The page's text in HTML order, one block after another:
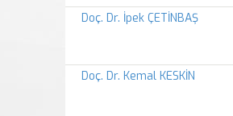
Doç. Dr. İpek ÇETİNBAŞ
Doç. Dr. Kemal KESKİN